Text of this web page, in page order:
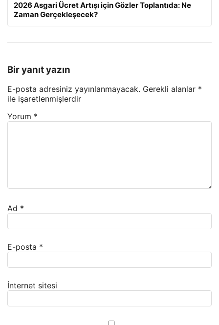
2026 Asgari Ücret Artışı için Gözler Toplantıda: Ne
Zaman Gerçekleşecek?
Bir yanıt yazın
E-posta adresiniz yayınlanmayacak. Gerekli alanlar *
ile işaretlenmişlerdir
Yorum *
Ad *
E-posta *
İnternet sitesi